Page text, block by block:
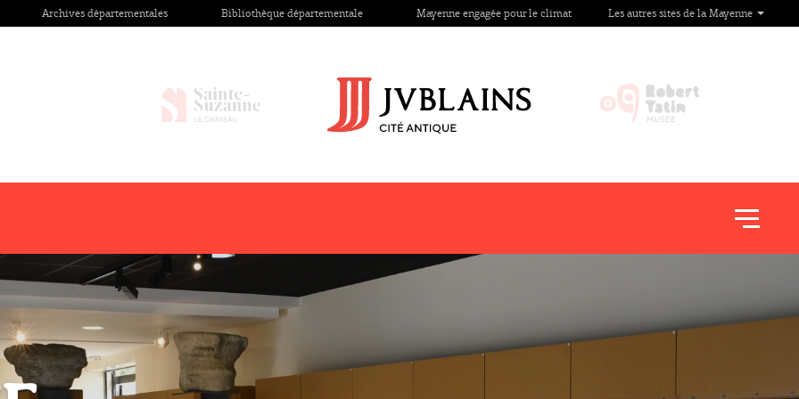
Archives départementales Bibliothèque départementale Mayenne engagée pour le climat Les autres sites de la Mayenne
Afficher